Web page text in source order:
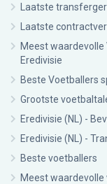
Laatste
Laatste
Meest waardevolle
Eredivisie
Beste Voetballers
Grootste
Eredivisie (NL) -
Eredivisie (NL) -
Beste voetballers
Meest waardevolle